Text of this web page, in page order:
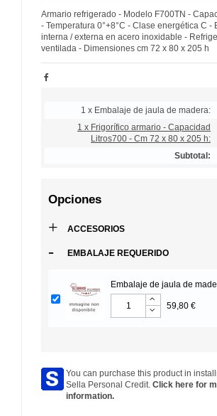
Armario refrigerado - Modelo F700TN -
- Temperatura 0°+8°C - Clase energética C -
interna / externa en acero inoxidable -
ventilada - Dimensiones cm 72 x 80 x 205 h
1 x Embalaje de jaula de madera:
1 x Frigorífico armario - Capacidad
Litros700 - Cm 72 x 80 x 205 h:
Subtotal:
Opciones
+ ACCESORIOS
- EMBALAJE REQUERIDO
Embalaje de jaula de
59,80 €
You can purchase this product in
Sella Personal Credit. Click here for
information.